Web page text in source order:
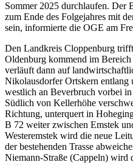
Sommer 2025 durchlaufen. Der
zum Ende des Folgejahres mit
sein, informierte die OGE am
Den Landkreis Cloppenburg
Oldenburg kommend im
verläuft dann auf
Nikolausdorfer Ortskern entlang
westlich an Beverbruch vorbei
Südlich von Kellerhöhe
Richtung, unterquert in
B 72 weiter zwischen Emstek
Westeremstek wird die neue
der bestehenden Trasse
Niemann-Straße (Cappeln) wird